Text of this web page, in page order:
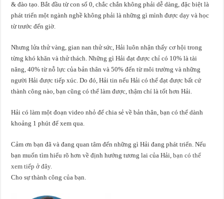
& đào tạo. Bắt đầu từ con số 0, chắc chắn không phải dễ dàng, đặc biệt là
phát triển một ngành nghề không phải là những gì mình được dạy và học
từ trước đến giờ.
Nhưng lửa thử vàng, gian nan thử sức, Hải luôn nhận thấy cơ hội trong
từng khó khăn và thử thách. Những gì Hải đạt được chỉ có 10% là tài
năng, 40% từ nỗ lực của bản thân và 50% đến từ môi trường và những
người Hải được tiếp xúc. Do đó, Hải tin nếu Hải có thể đạt được bất cứ
thành công nào, bạn cũng có thể làm được, thậm chí là tốt hơn Hải.
Hải có làm một đoạn video nhỏ để chia sẻ về bản thân, bạn có thể dành
khoảng 1 phút để xem qua.
Cảm ơn bạn đã và đang quan tâm đến những gì Hải đang phát triển. Nếu
bạn muốn tìm hiểu rõ hơn về định hướng tương lai của Hải, bạn có thể
xem tiếp ở đây.
Cho sự thành công của bạn.